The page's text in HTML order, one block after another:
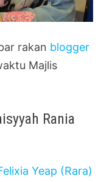
rakan blogger
Majlis
Rania